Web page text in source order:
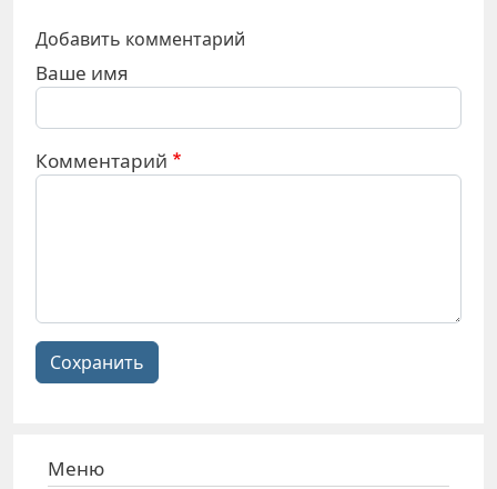
Добавить комментарий
Ваше имя
Комментарий
Сохранить
Меню